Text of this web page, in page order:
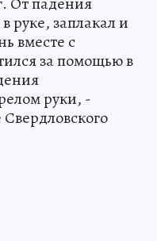
руке, заплакал и
вместе с
за помощью в
руки, -